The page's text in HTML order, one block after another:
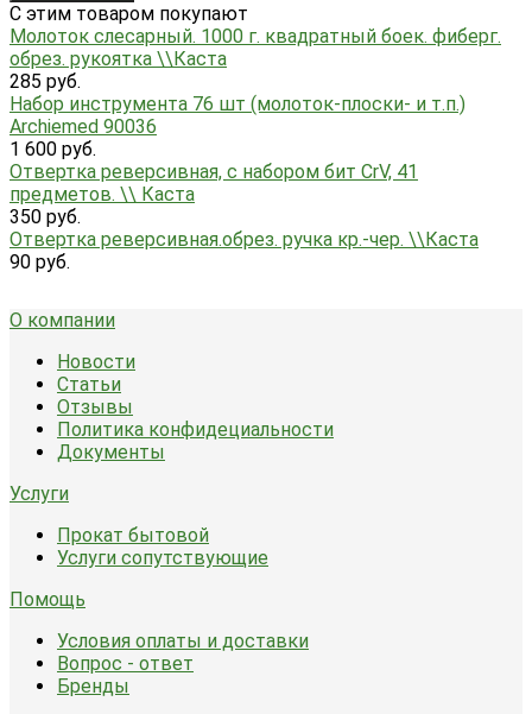
C этим товаром покупают
Молоток слесарный. 1000 г. квадратный боек. фиберг.
обрез. рукоятка \\Каста
285 руб.
Набор инструмента 76 шт (молоток-плоски- и т.п.)
Archiemed 90036
1 600 руб.
Отвертка реверсивная, с набором бит CrV, 41
предметов. \\ Каста
350 руб.
Отвертка реверсивная.обрез. ручка кр.-чер. \\Каста
90 руб.
О компании
Новости
Статьи
Отзывы
Политика конфидециальности
Документы
Услуги
Прокат бытовой
Услуги сопутствующие
Помощь
Условия оплаты и доставки
Вопрос - ответ
Бренды